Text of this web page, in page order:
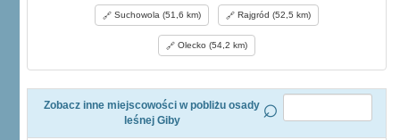
Suchowola (51,6 km) Rajgród (52,5 km)
Olecko (54,2 km)
Zobacz inne miejscowości w pobliżu osady
leśnej Giby